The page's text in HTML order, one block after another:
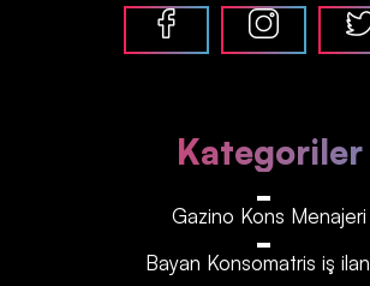
Kategoriler
Gazino Kons Menajeri
Bayan Konsomatris iş